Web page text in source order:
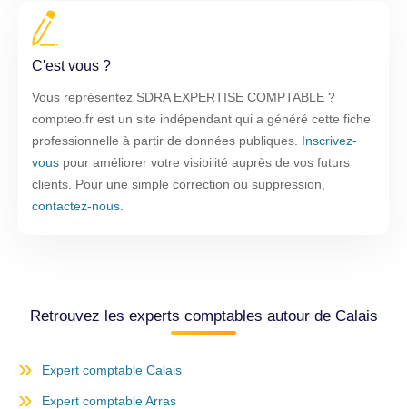
C'est vous ?
Vous représentez SDRA EXPERTISE COMPTABLE ?
compteo.fr est un site indépendant qui a généré cette fiche
professionnelle à partir de données publiques. Inscrivez-
vous pour améliorer votre visibilité auprès de vos futurs
clients. Pour une simple correction ou suppression,
contactez-nous
Retrouvez les experts comptables autour de Calais
Expert comptable Calais
Expert comptable Arras